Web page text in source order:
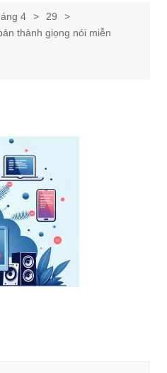
4
29
thành giọng nói miễn